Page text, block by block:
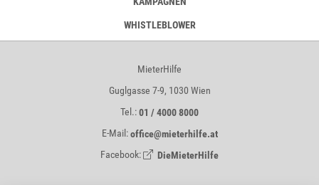
WHISTLEBLOWER
MieterHilfe
Guglgasse 7-9, 1030 Wien
Tel.:01 / 4000 8000
E-Mail:office@mieterhilfe.at
Facebook:
DieMieterHilfe